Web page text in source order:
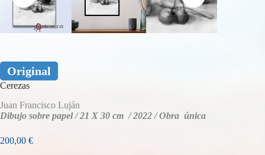
Original
Cerezas
Juan Francisco Luján
Dibujo sobre papel / 21 X 30 cm / 2022 / Obra única
200,00 €